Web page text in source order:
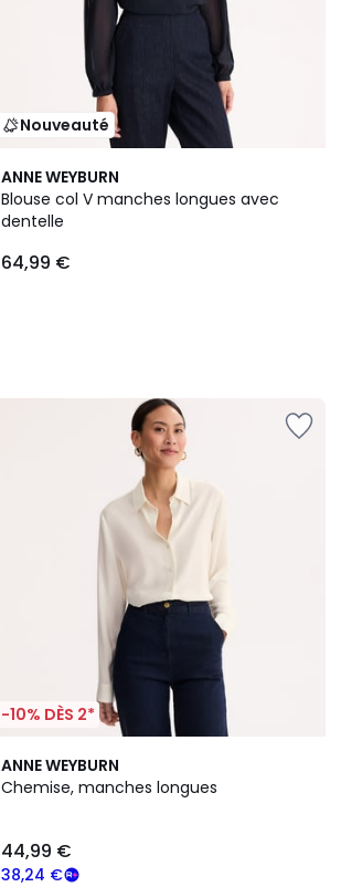
Nouveauté
ANNE WEYBURN
Blouse col V manches longues avec
dentelle
64,99 €
-10% DÈS 2*
ANNE WEYBURN
Chemise, manches longues
38,24 €
44,99 €
4,3
/ 5
2
Couleurs